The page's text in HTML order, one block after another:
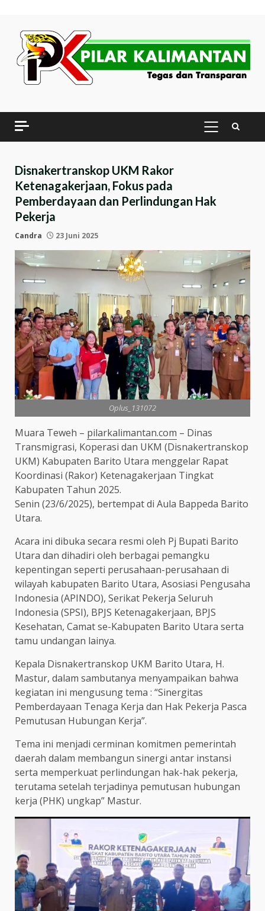
content
PRIMARY
MENU
Disnakertranskop UKM Rakor
Ketenagakerjaan, Fokus pada
Pemberdayaan dan Perlindungan Hak
Pekerja
Candra 23 Juni 2025
Oplus_131072
Muara Teweh – pilarkalimantan.com – Dinas
Transmigrasi, Koperasi dan UKM (Disnakertranskop
UKM) Kabupaten Barito Utara menggelar Rapat
Koordinasi (Rakor) Ketenagakerjaan Tingkat
Kabupaten Tahun 2025.
Senin (23/6/2025), bertempat di Aula Bappeda Barito
Utara.
Acara ini dibuka secara resmi oleh Pj Bupati Barito
Utara dan dihadiri oleh berbagai pemangku
kepentingan seperti perusahaan-perusahaan di
wilayah kabupaten Barito Utara, Asosiasi Pengusaha
Indonesia (APINDO), Serikat Pekerja Seluruh
Indonesia (SPSI), BPJS Ketenagakerjaan, BPJS
Kesehatan, Camat se-Kabupaten Barito Utara serta
tamu undangan lainya.
Kepala Disnakertranskop UKM Barito Utara, H.
Mastur, dalam sambutanya menyampaikan bahwa
kegiatan ini mengusung tema : “Sinergitas
Pemberdayaan Tenaga Kerja dan Hak Pekerja Pasca
Pemutusan Hubungan Kerja”.
Tema ini menjadi cerminan komitmen pemerintah
daerah dalam membangun sinergi antar instansi
serta memperkuat perlindungan hak-hak pekerja,
terutama setelah terjadinya pemutusan hubungan
kerja (PHK) ungkap” Mastur.